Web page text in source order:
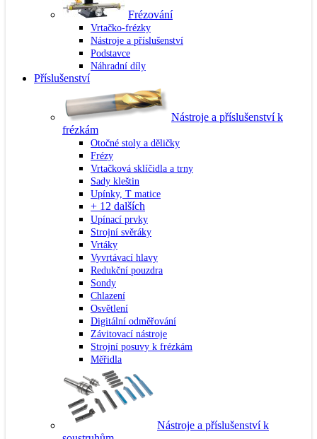
Frézování
Vrtačko-frézky
Nástroje a příslušenství
Podstavce
Náhradní díly
Příslušenství
Nástroje a příslušenství k
frézkám
Otočné stoly a děličky
Frézy
Vrtačková sklíčidla a trny
Sady kleštin
Upínky, T matice
+ 12 dalších
Upínací prvky
Strojní svěráky
Vrtáky
Vyvrtávací hlavy
Redukční pouzdra
Sondy
Chlazení
Osvětlení
Digitální odměřování
Závitovací nástroje
Strojní posuvy k frézkám
Měřidla
Nástroje a příslušenství k